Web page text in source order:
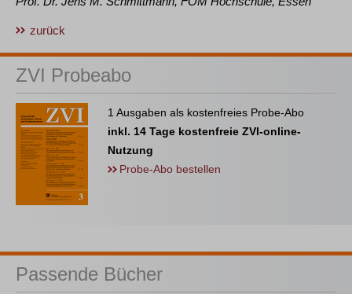
zurück
ZVI Probeabo
1 Ausgaben als kostenfreies Probe-Abo
inkl. 14 Tage kostenfreie ZVI-online-
Nutzung
Probe-Abo bestellen
Passende Bücher